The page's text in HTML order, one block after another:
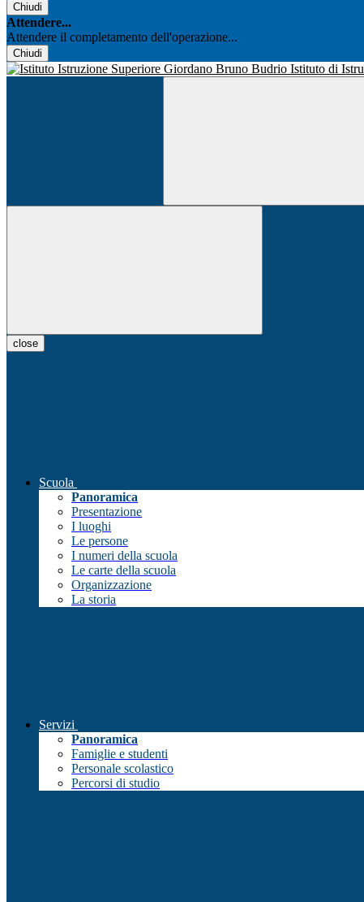
Chiudi
Attendere...
Attendere il completamento dell'operazione...
Chiudi
Istituto di
close
Scuola
Panoramica
Presentazione
I luoghi
Le persone
I numeri della scuola
Le carte della scuola
Organizzazione
La storia
Servizi
Panoramica
Famiglie e studenti
Personale scolastico
Percorsi di studio